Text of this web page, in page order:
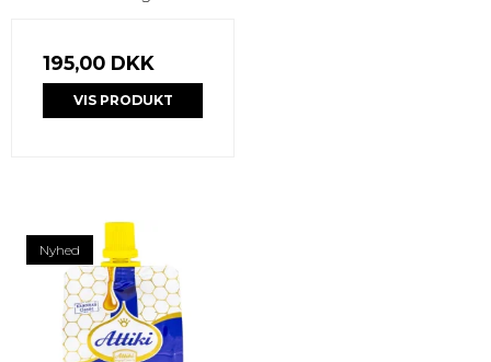
195,00 DKK
VIS PRODUKT
Nyhed